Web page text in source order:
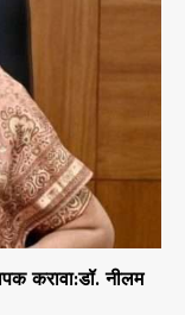
करावा:डॉ. नीलम